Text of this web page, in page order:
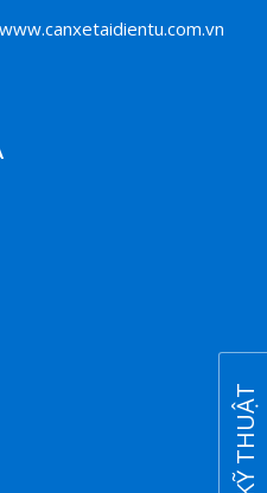
www.canxetaidientu.com.vn